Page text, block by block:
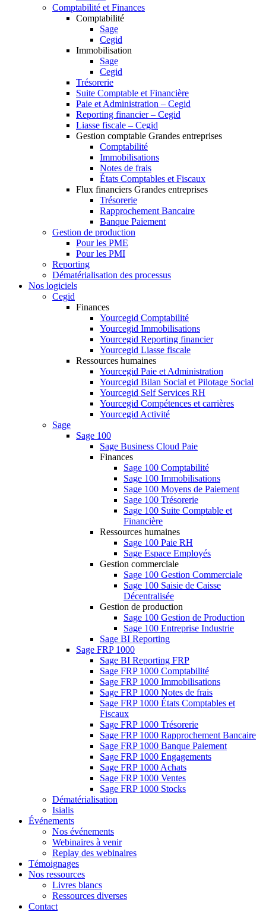
Comptabilité et Finances
Comptabilité
Sage
Cegid
Immobilisation
Sage
Cegid
Trésorerie
Suite Comptable et Financière
Paie et Administration – Cegid
Reporting financier – Cegid
Liasse fiscale – Cegid
Gestion comptable Grandes entreprises
Comptabilité
Immobilisations
Notes de frais
États Comptables et Fiscaux
Flux financiers Grandes entreprises
Trésorerie
Rapprochement Bancaire
Banque Paiement
Gestion de production
Pour les PME
Pour les PMI
Reporting
Dématérialisation des processus
Nos logiciels
Cegid
Finances
Yourcegid Comptabilité
Yourcegid Immobilisations
Yourcegid Reporting financier
Yourcegid Liasse fiscale
Ressources humaines
Yourcegid Paie et Administration
Yourcegid Bilan Social et Pilotage Social
Yourcegid Self Services RH
Yourcegid Compétences et carrières
Yourcegid Activité
Sage
Sage 100
Sage Business Cloud Paie
Finances
Sage 100 Comptabilité
Sage 100 Immobilisations
Sage 100 Moyens de Paiement
Sage 100 Trésorerie
Sage 100 Suite Comptable et
Financière
Ressources humaines
Sage 100 Paie RH
Sage Espace Employés
Gestion commerciale
Sage 100 Gestion Commerciale
Sage 100 Saisie de Caisse
Décentralisée
Gestion de production
Sage 100 Gestion de Production
Sage 100 Entreprise Industrie
Sage BI Reporting
Sage FRP 1000
Sage BI Reporting FRP
Sage FRP 1000 Comptabilité
Sage FRP 1000 Immobilisations
Sage FRP 1000 Notes de frais
Sage FRP 1000 États Comptables et
Fiscaux
Sage FRP 1000 Trésorerie
Sage FRP 1000 Rapprochement Bancaire
Sage FRP 1000 Banque Paiement
Sage FRP 1000 Engagements
Sage FRP 1000 Achats
Sage FRP 1000 Ventes
Sage FRP 1000 Stocks
Dématérialisation
Isialis
Événements
Nos événements
Webinaires à venir
Replay des webinaires
Témoignages
Nos ressources
Livres blancs
Ressources diverses
Contact